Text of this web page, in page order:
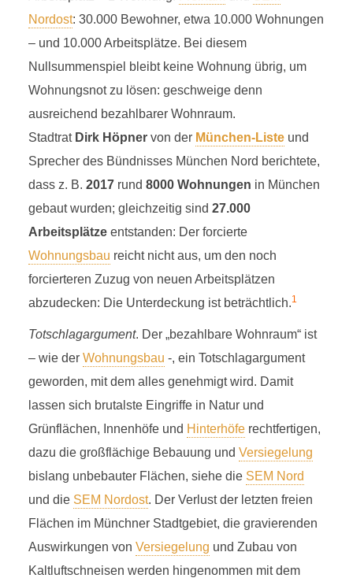
BEZAHLBARER
WOHNRAUM
3 Minuten Lesezeit
B
Nordost: 30.000 Bewohner, etwa 10.000 Wohnungen
– und 10.000 Arbeitsplätze. Bei diesem
Nullsummenspiel bleibt keine Wohnung übrig, um
Wohnungsnot zu lösen: geschweige denn
ausreichend bezahlbarer Wohnraum.
Stadtrat Dirk Höpnervon der München-Listeund
Sprecher des Bündnisses München Nord berichtete,
dass z. B. 2017rund 8000 Wohnungen in München
gebaut wurden; gleichzeitig sind 27.000
Arbeitsplätzeentstanden: Der forcierte
Wohnungsbau reicht nicht aus, um den noch
forcierteren Zuzug von neuen Arbeitsplätzen
abzudecken: Die Unterdeckung ist beträchtlich.1
Totschlagargument. Der „bezahlbare Wohnraum“ ist
– wie der Wohnungsbau -, ein Totschlagargument
geworden, mit dem alles genehmigt wird. Damit
lassen sich brutalste Eingriffe in Natur und
Grünflächen, Innenhöfe und Hinterhöferechtfertigen,
dazu die großflächige Bebauung und Versiegelung
bislang unbebauter Flächen, siehe die SEM Nord
und die SEM Nordost. Der Verlust der letzten freien
Flächen im Münchner Stadtgebiet, die gravierenden
Auswirkungen von Versiegelung und Zubau von
Kaltluftschneisen werden hingenommen mit dem